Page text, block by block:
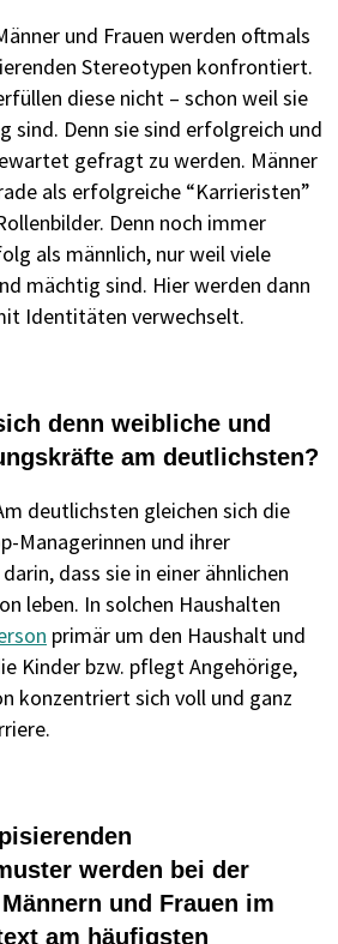
und Frauen werden oftmals
Stereotypen konfrontiert.
diese nicht – schon weil sie
sind. Denn sie sind erfolgreich und
gefragt zu werden. Männer
als erfolgreiche “Karrieristen”
Denn noch immer
als männlich, nur weil viele
mächtig sind. Hier werden dann
Identitäten verwechselt.
denn weibliche und
am deutlichsten?
deutlichsten gleichen sich die
Managerinnen und ihrer
dass sie in einer ähnlichen
leben. In solchen Haushalten
primär um den Haushalt und
Kinder bzw. pflegt Angehörige,
konzentriertsich voll und ganz
.
werden bei der
und Frauen im
am häufigsten